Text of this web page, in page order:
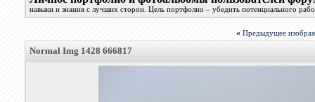
навыки и знания с лучших сторон. Цель портфолио – убедить потенциального
« Предыдущее
Normal Img 1428 666817